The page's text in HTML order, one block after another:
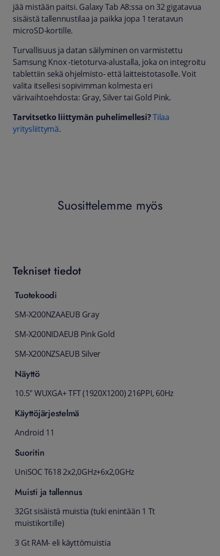
jää mistään paitsi. Galaxy Tab A8:ssa on 32 gigatavua
sisäistä tallennustilaa ja paikka jopa 1 teratavun
microSD-kortille.
Turvallisuus ja datan säilyminen on varmistettu
Samsung Knox -tietoturva-alustalla, joka on integroitu
tablettiin sekä ohjelmisto- että laitteistotasolle. Voit
valita itsellesi sopivimman kolmesta eri
värivaihtoehdosta: Gray, Silver tai Gold Pink.
Tarvitsetko liittymän puhelimellesi?Tilaa
yritysliittymä.
Suosittelemme myös
Tekniset tiedot
Tuotekoodi
SM-X200NZAAEUB Gray
SM-X200NIDAEUB Pink Gold
SM-X200NZSAEUB Silver
Näyttö
10.5" WUXGA+ TFT (1920X1200) 216PPI, 60Hz
Käyttöjärjestelmä
Android 11
Suoritin
UniSOC T618 2x2,0GHz+6x2,0GHz
Muisti ja tallennus
32Gt sisäistä muistia (tuki enintään 1 Tt
muistikortille)
3 Gt RAM- eli käyttömuistia